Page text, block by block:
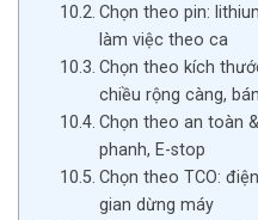
Chọn theo pin:
làm việc theo ca
Chọn theo kích
chiều rộng càng,
Chọn theo an toàn
phanh, E-stop
Chọn theo TCO:
gian dừng máy